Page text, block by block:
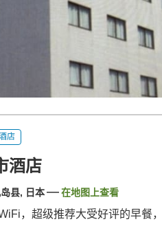
店
酒店
县, 日本 在地图上查看
，超级推荐大受好评的早餐